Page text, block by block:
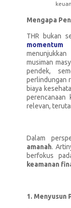
Mengapa
THR bukan
musiman
pendek,
perlindungan
biaya
perencanaan
relevan,
Dalam
amanah.
berfokus
keamanan
1. Menyusun